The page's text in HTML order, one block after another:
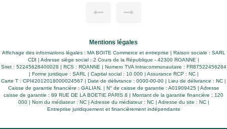
Mentions légales
Affichage des informations légales : MA BOITE Commerce et entreprise | Raison sociale : SARL
CDI | Adresse siège social : 2 Cours de la République - 42300 ROANNE |
Siret : 52245628400028 | RCS : ROANNE | Numero TVA Intracommunautaire : FR87522456284
| Forme juridique : SARL | Capital social : 10 000 | Assurance RCP : NC |
Carte T : CPI42012018000024567 | Date de délivrance : 0000-00-00 | Lieu de délivrance : NC |
Caisse de garantie financière : GALIAN. | N° de caisse de garantie : A01909425 | Adresse
caisse de garantie : 89 RUE DE LA BOETIE PARIS 8 | Montant de la garantie financière : 120
000 | Nom du médiateur : NC | Adresse du médiateur : NC | Adresse du site : NC |
Entreprise juridiquement et financièrement indépendante